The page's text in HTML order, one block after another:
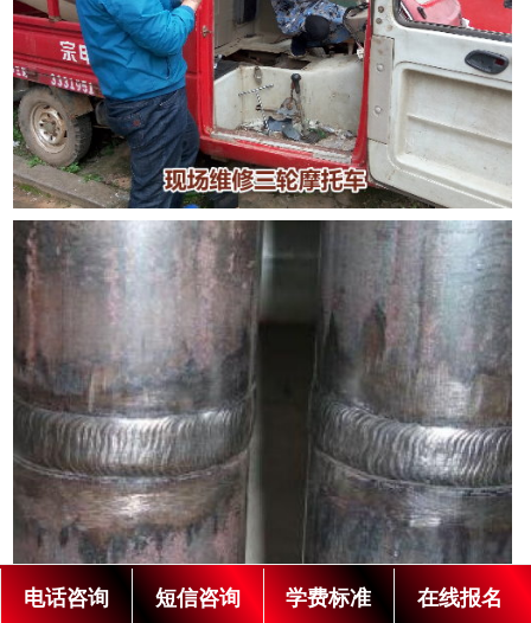
电话咨询 短信咨询 学费标准 在线报名